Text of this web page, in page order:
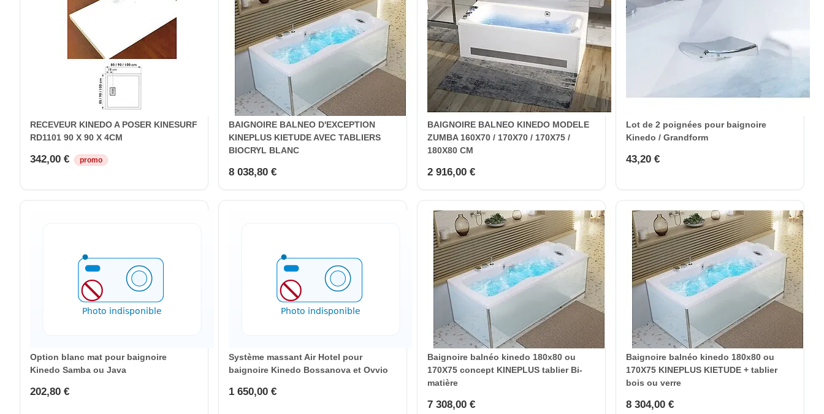
RECEVEUR KINEDO A POSER KINESURF
RD1101 90 X 90 X 4CM
342,00 € promo
BAIGNOIRE BALNEO D'EXCEPTION
KINEPLUS KIETUDE AVEC TABLIERS
BIOCRYL BLANC
8 038,80 €
BAIGNOIRE BALNEO KINEDO MODELE
ZUMBA 160X70 / 170X70 / 170X75 /
180X80 CM
2 916,00 €
Lot de 2 poignées pour baignoire
Kinedo / Grandform
43,20 €
Option blanc mat pour baignoire
Kinedo Samba ou Java
202,80 €
Système massant Air Hotel pour
baignoire Kinedo Bossanova et Ovvio
1 650,00 €
Baignoire balnéo kinedo 180x80 ou
170X75 concept KINEPLUS tablier Bi-
matière
7 308,00 €
Baignoire balnéo kinedo 180x80 ou
170X75 KINEPLUS KIETUDE + tablier
bois ou verre
8 304,00 €